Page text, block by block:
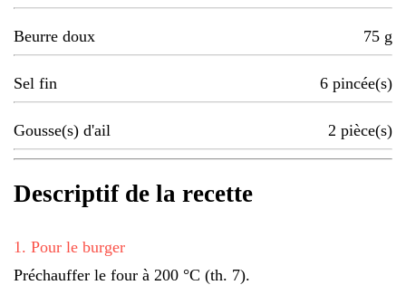
Beurre doux 75 g
Sel fin 6 pincée(s)
Gousse(s) d'ail 2 pièce(s)
Descriptif de la recette
1 . Pour le burger
Préchauffer le four à 200 °C (th. 7).